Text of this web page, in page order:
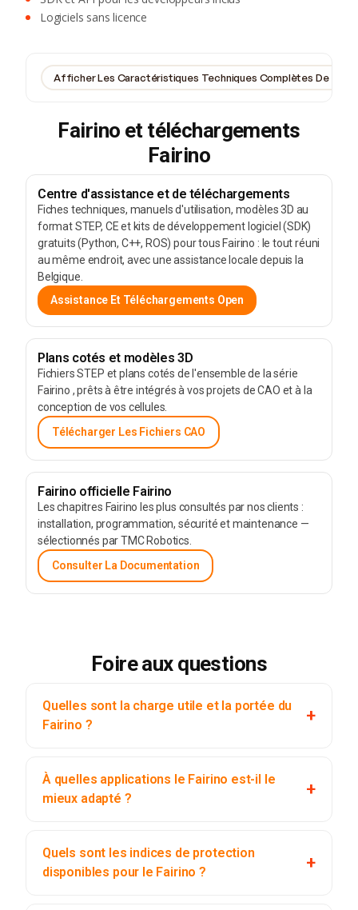
Logiciels sans licence
Afficher Les Caractéristiques Techniques Complètes De Tous
Fairino et téléchargements
Fairino
Centre d'assistance et de téléchargements
Fiches techniques, manuels d'utilisation, modèles 3D au
format STEP, CE et kits de développement logiciel (SDK)
gratuits (Python, C++, ROS) pour tous Fairino : le tout réuni
au même endroit, avec une assistance locale depuis la
Belgique.
Assistance Et Téléchargements Open
Plans cotés et modèles 3D
Fichiers STEP et plans cotés de l'ensemble de la série
Fairino , prêts à être intégrés à vos projets de CAO et à la
conception de vos cellules.
Télécharger Les Fichiers CAO
Fairino officielle Fairino
Les chapitres Fairino les plus consultés par nos clients :
installation, programmation, sécurité et maintenance —
sélectionnés par TMC Robotics.
Consulter La Documentation
Foire aux questions
Quelles sont la charge utile et la portée du
Fairino ?
À quelles applications le Fairino est-il le
mieux adapté ?
Quels sont les indices de protection
disponibles pour le Fairino ?